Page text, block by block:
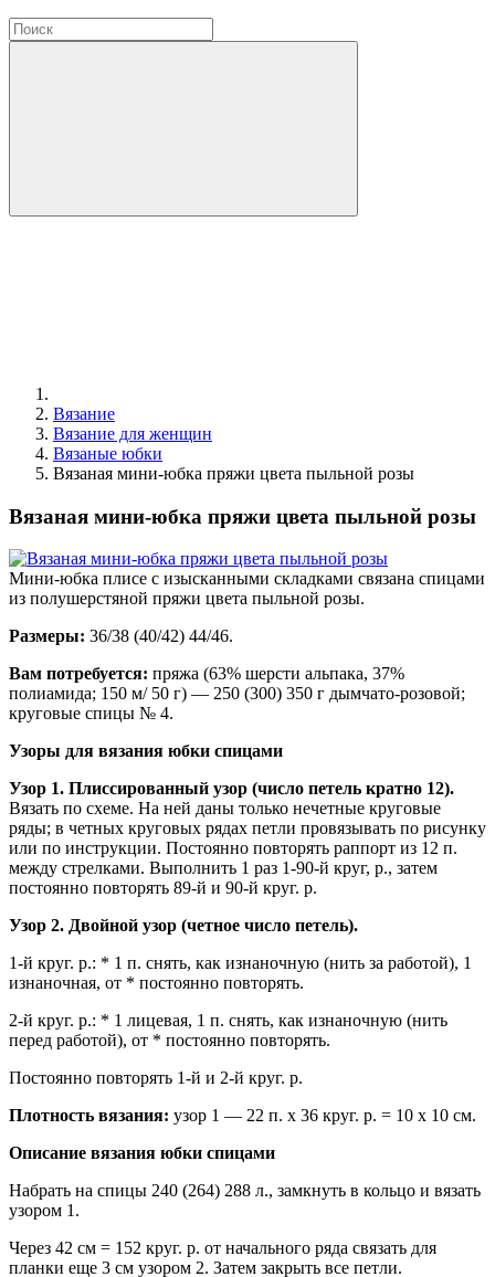
Вязание
Вязание для женщин
Вязаные юбки
Вязаная мини-юбка пряжи цвета пыльной розы
Вязаная мини-юбка пряжи цвета пыльной розы
Мини-юбка плисе с изысканными складками связана спицами
из полушерстяной пряжи цвета пыльной розы.
Размеры: 36/38 (40/42) 44/46.
Вам потребуется: пряжа (63% шерсти альпака, 37%
полиамида; 150 м/ 50 г) — 250 (300) 350 г дымчато-розовой;
круговые спицы № 4.
Узоры для вязания юбки спицами
Узор 1. Плиссированный узор (число петель кратно 12).
Вязать по схеме. На ней даны только нечетные круговые
ряды; в четных круговых рядах петли провязывать по рисунку
или по инструкции. Постоянно повторять раппорт из 12 п.
между стрелками. Выполнить 1 раз 1-90-й круг, р., затем
постоянно повторять 89-й и 90-й круг. р.
Узор 2. Двойной узор (четное число петель).
1-й круг. р.: * 1 п. снять, как изнаночную (нить за работой), 1
изнаночная, от * постоянно повторять.
2-й круг. р.: * 1 лицевая, 1 п. снять, как изнаночную (нить
перед работой), от * постоянно повторять.
Постоянно повторять 1-й и 2-й круг. р.
Плотность вязания: узор 1 — 22 п. х 36 круг. р. = 10 х 10 см.
Описание вязания юбки спицами
Набрать на спицы 240 (264) 288 л., замкнуть в кольцо и вязать
узором 1.
Через 42 см = 152 круг. р. от начального ряда связать для
планки еще 3 см узором 2. Затем закрыть все петли.